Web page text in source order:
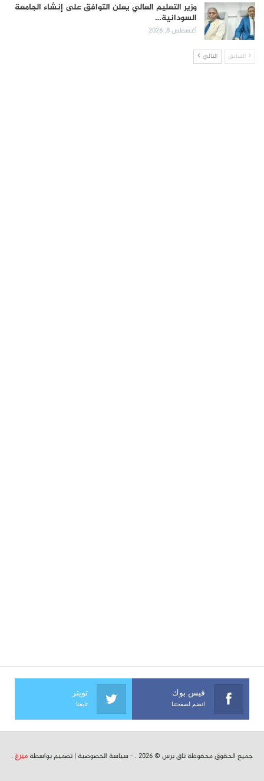
وزير التعليم العالي يعلن التوافق على إنشاء الجامعة
السودانية…
أغسطس 8, 2026
السابق التالي
فيس بوك
انضم لصفحتنا
تويتر
تابعنا
جميع الحقوق محفوظة تاق برس © 2026 . - سياسة الخصوصية | تصميم بواسطة ميرغ .